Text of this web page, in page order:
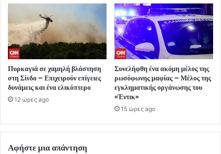
Πυρκαγιά σε χαμηλή βλάστηση
στη Σίνδο – Επιχειρούν επίγειες
δυνάμεις και ένα ελικόπτερο
12 ώρες ago
Συνελήφθη ένα ακόμη μέλος της
ρωσόφωνης μαφίας – Μέλος της
εγκληματικής οργάνωσης του
«Έντικ»
15 ώρες ago
Αφήστε μια απάντηση